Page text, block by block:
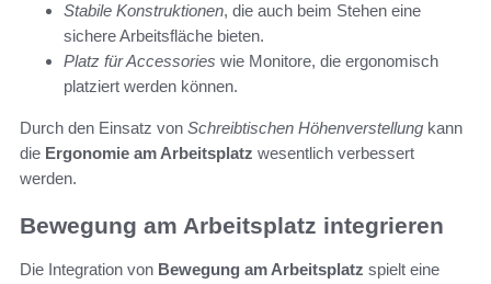
Stabile Konstruktionen, die auch beim Stehen eine
sichere Arbeitsfläche bieten.
Platz für Accessories wie Monitore, die ergonomisch
platziert werden können.
Durch den Einsatz von Schreibtischen Höhenverstellung kann
die Ergonomie am Arbeitsplatz wesentlich verbessert
werden.
Bewegung am Arbeitsplatz integrieren
Die Integration von Bewegung am Arbeitsplatz spielt eine